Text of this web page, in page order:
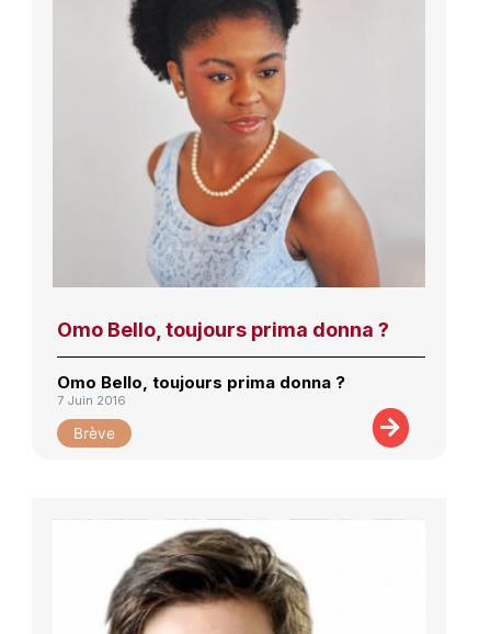
Omo Bello, toujours prima donna ?
Omo Bello, toujours prima donna ?
7 Juin 2016
Brève